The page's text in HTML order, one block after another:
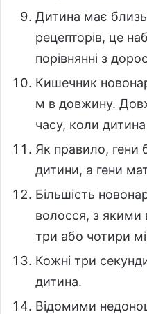
Дитина має
рецепторів, це
порівнянні з
Кишечник
м в довжину.
часу, коли дитина
Як правило, гени
дитини, а гени
Більшість
волосся, з якими
три або чотири
Кожні три
дитина.
Відомими